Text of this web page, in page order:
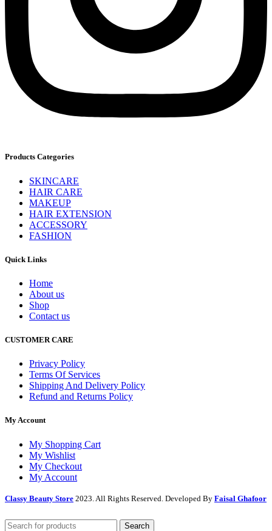
Products Categories
SKINCARE
HAIR CARE
MAKEUP
HAIR EXTENSION
ACCESSORY
FASHION
Quick Links
Home
About us
Shop
Contact us
CUSTOMER CARE
Privacy Policy
Terms Of Services
Shipping And Delivery Policy
Refund and Returns Policy
My Account
My Shopping Cart
My Wishlist
My Checkout
My Account
Classy Beauty Store 2023. All Rights Reserved. Developed By Faisal Ghafoor
Search